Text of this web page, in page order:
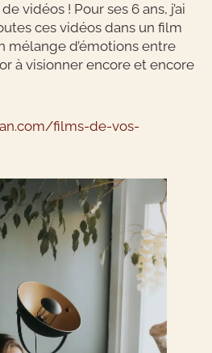
vidéos ! Pour ses 6 ans, j’ai
ces vidéos dans un film
mélange d’émotions entre
à visionner encore et encore
films-de-vos-